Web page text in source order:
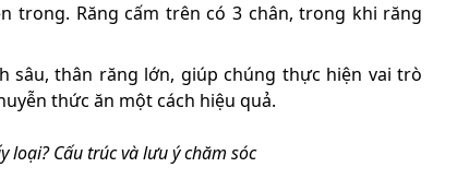
trong. Răng cấm trên có 3 chân, trong khi răng
sâu, thân răng lớn, giúp chúng thực hiện vai trò
thức ăn một cách hiệu quả.
loại? Cấu trúc và lưu ý chăm sóc